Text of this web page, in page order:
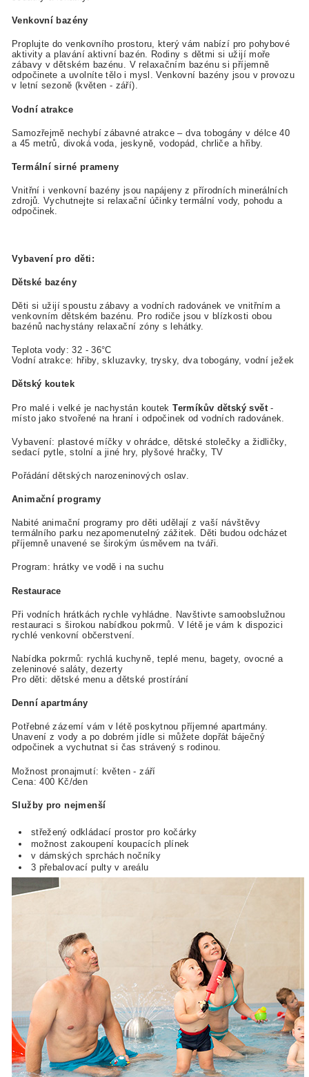
Venkovní bazény
Proplujte do venkovního prostoru, který vám nabízí pro pohybové
aktivity a plavání aktivní bazén. Rodiny s dětmi si užijí moře
zábavy v dětském bazénu. V relaxačním bazénu si příjemně
odpočinete a uvolníte tělo i mysl. Venkovní bazény jsou v provozu
v letní sezoně (květen - září).
Vodní atrakce
Samozřejmě nechybí zábavné atrakce – dva tobogány v délce 40
a 45 metrů, divoká voda, jeskyně, vodopád, chrliče a hřiby.
Termální sirné prameny
Vnitřní i venkovní bazény jsou napájeny z přírodních minerálních
zdrojů. Vychutnejte si relaxační účinky termální vody, pohodu a
odpočinek.
Vybavení pro děti:
Dětské bazény
Děti si užijí spoustu zábavy a vodních radovánek ve vnitřním a
venkovním dětském bazénu. Pro rodiče jsou v blízkosti obou
bazénů nachystány relaxační zóny s lehátky.
Teplota vody: 32 - 36°C
Vodní atrakce: hřiby, skluzavky, trysky, dva tobogány, vodní ježek
Dětský koutek
Pro malé i velké je nachystán koutekTermíkův dětský svět-
místo jako stvořené na hraní i odpočinek od vodních radovánek.
Vybavení: plastové míčky v ohrádce, dětské stolečky a židličky,
sedací pytle, stolní a jiné hry, plyšové hračky, TV
Pořádání dětských narozeninových oslav.
Animační programy
Nabité animační programy pro děti udělají z vaší návštěvy
termálního parku nezapomenutelný zážitek. Děti budou odcházet
příjemně unavené se širokým úsměvem na tváři.
Program: hrátky ve vodě i na suchu
Restaurace
Při vodních hrátkách rychle vyhládne. Navštivte samoobslužnou
restauraci s širokou nabídkou pokrmů. V létě je vám k dispozici
rychlé venkovní občerstvení.
Nabídka pokrmů: rychlá kuchyně, teplé menu, bagety, ovocné a
zeleninové saláty, dezerty
Pro děti: dětské menu a dětské prostírání
Denní apartmány
Potřebné zázemí vám v létě poskytnou příjemné apartmány.
Unavení z vody a po dobrém jídle si můžete dopřát báječný
odpočinek a vychutnat si čas strávený s rodinou.
Možnost pronajmutí: květen - září
Cena: 400 Kč/den
Služby pro nejmenší
střežený odkládací prostor pro kočárky
možnost zakoupení koupacích plínek
v dámských sprchách nočníky
3 přebalovací pulty v areálu